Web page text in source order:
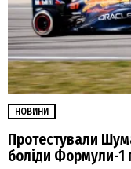
НОВИНИ
Протестували
боліди Формули-1